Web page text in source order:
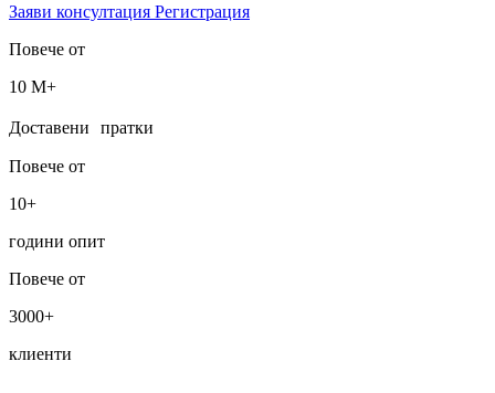
Заяви консултация Регистрация
Повече от
10 М+
Доставени пратки
Повече от
10+
години опит
Повече от
3000+
клиенти